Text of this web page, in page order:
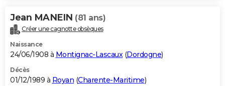
Jean MANEIN (81 ans)
Créer une cagnotte obsèques
Naissance
24/06/1908 à Montignac-Lascaux(Dordogne)
Décès
01/12/1989 à Royan (Charente-Maritime)